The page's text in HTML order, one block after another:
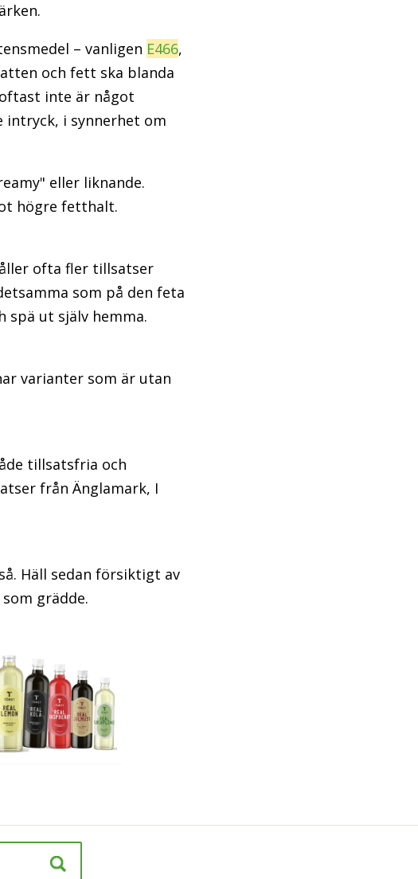
– vanligen E466,
och fett ska blanda
inte är något
intryck, i synnerhet om
eller liknande.
högre fetthalt.
ofta fler tillsatser
som på den feta
ut själv hemma.
varianter som är utan
tillsatsfria och
från Änglamark, I
Häll sedan försiktigt av
grädde.